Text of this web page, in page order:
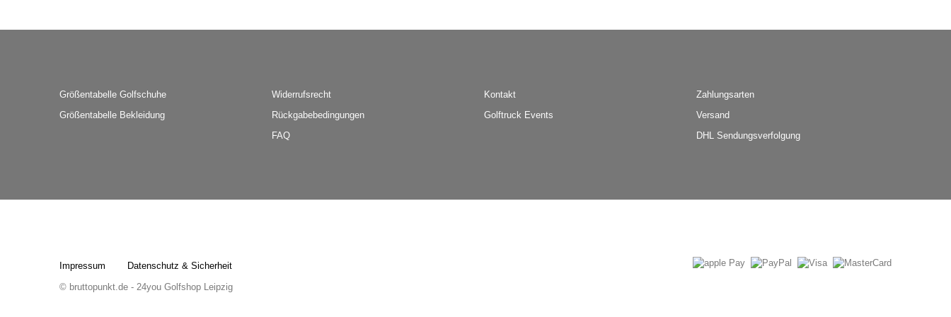
Größentabelle Golfschuhe
Größentabelle Bekleidung
Widerrufsrecht
Rückgabebedingungen
FAQ
Kontakt
Golftruck Events
Zahlungsarten
Versand
DHL Sendungsverfolgung
Impressum
Datenschutz & Sicherheit
© bruttopunkt.de - 24you Golfshop Leipzig